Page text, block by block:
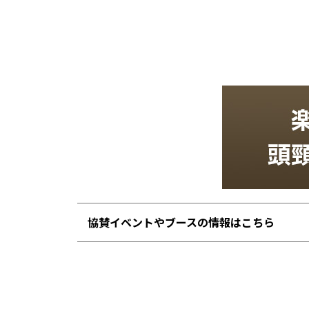
協賛イベントやブースの情報はこちら